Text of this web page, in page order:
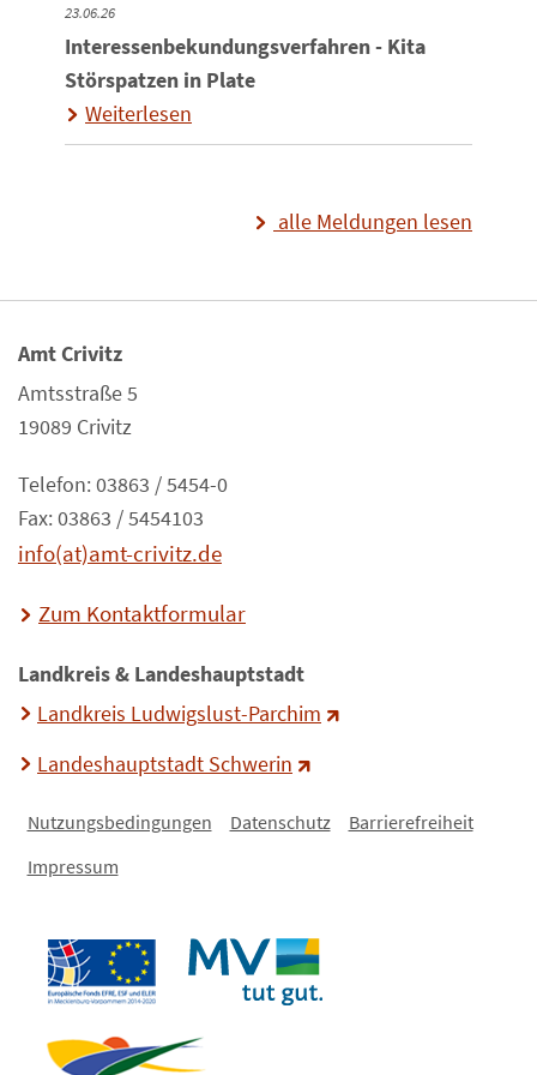
23.06.26
Interessenbekundungsverfahren - Kita
Störspatzen in Plate
Weiterlesen
alle Meldungen lesen
Amt Crivitz
Amtsstraße 5
19089 Crivitz
Telefon: 03863 / 5454-0
Fax: 03863 / 5454103
info(at)amt-crivitz.de
Zum Kontaktformular
Landkreis & Landeshauptstadt
Landkreis Ludwigslust-Parchim
Landeshauptstadt Schwerin
Nutzungsbedingungen Datenschutz
Barrierefreiheit
Impressum